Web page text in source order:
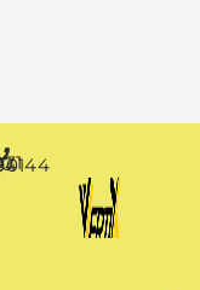
1194144